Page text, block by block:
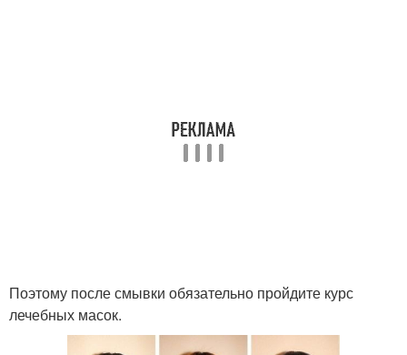
Поэтому после смывки обязательно пройдите курс
лечебных масок.